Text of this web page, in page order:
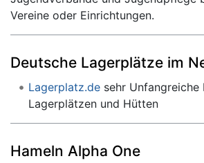
Vereine oder Einrichtungen.
Deutsche Lagerplätze im
Lagerplatz.desehr Unfangreiche
Lagerplätzen und Hütten
Hameln Alpha One